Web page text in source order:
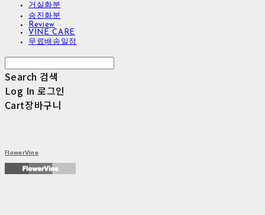
거실화분
승진화분
Review
VINE CARE
무료배송일정
Search 검색
Log In 로그인
Cart장바구니
FlowerVine